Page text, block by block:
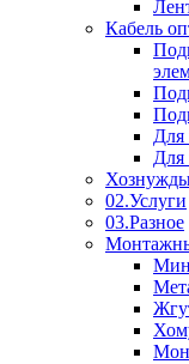
Кабель
Для
Для
02.Услуги
03.Разное